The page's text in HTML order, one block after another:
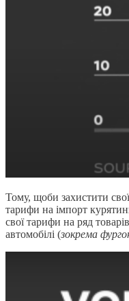
Тому, щоби захистити
тарифи на імпорт
свої тарифи на ряд
автомобілі (зокрема